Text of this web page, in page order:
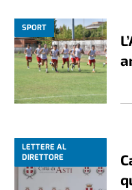
SPORT
LETTERE AL
DIRETTORE